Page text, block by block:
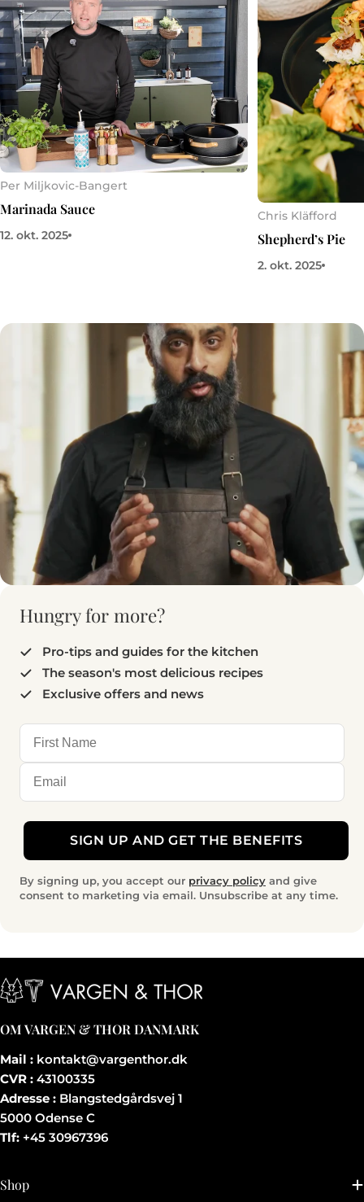
Per Miljkovic-Bangert
Marinada Sauce
12. okt. 2025
Chris Kläfford
Shepherd’s Pie
2. okt. 2025
Hungry for more?
Pro-tips and guides for the kitchen
The season's most delicious recipes
Exclusive offers and news
SIGN UP AND GET THE BENEFITS
By signing up, you accept our privacy policy and give
consent to marketing via email. Unsubscribe at any time.
OM VARGEN & THOR DANMARK
Mail : kontakt@vargenthor.dk
CVR : 43100335
Adresse : Blangstedgårdsvej 1
5000 Odense C
Tlf: +45 30967396
Shop